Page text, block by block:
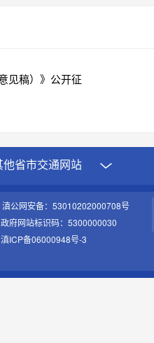
见稿）》公开征
他省市交通网站
滇公网安备：53010202000708号
政府网站标识码：5300000030
滇ICP备06000948号-3